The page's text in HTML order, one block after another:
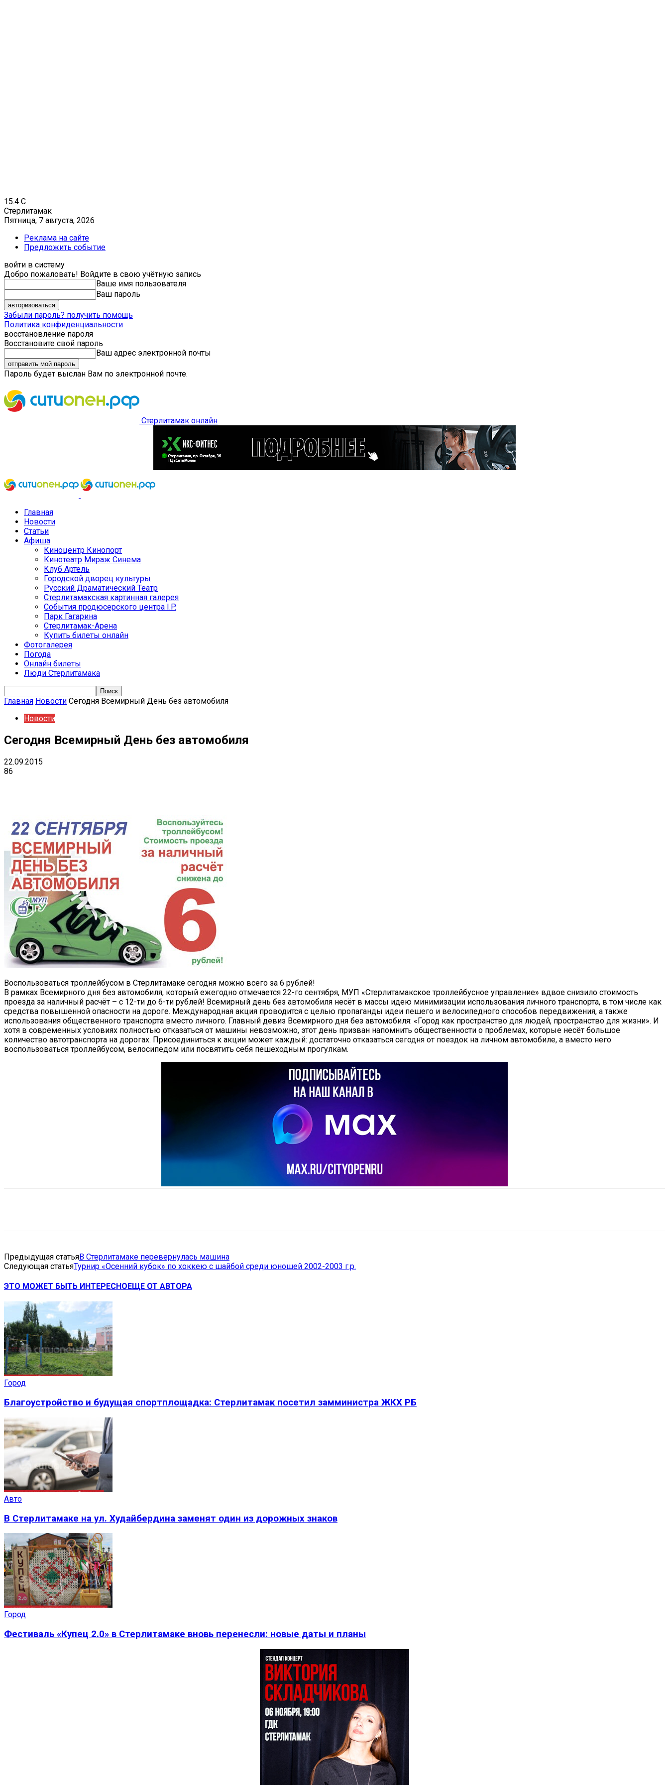
15.4 C
Стерлитамак
Пятница, 7 августа, 2026
Реклама на сайте
Предложить событие
войти в систему
Добро пожаловать! Войдите в свою учётную запись
Ваше имя пользователя
Ваш пароль
Забыли пароль? получить помощь
Политика конфиденциальности
восстановление пароля
Восстановите свой пароль
Ваш адрес электронной почты
Пароль будет выслан Вам по электронной почте.
Стерлитамак онлайн
Главная
Новости
Статьи
Афиша
Киноцентр Кинопорт
Кинотеатр Мираж Синема
Клуб Артель
Городской дворец культуры
Русский Драматический Театр
Стерлитамакская картинная галерея
События продюсерского центра I.P.
Парк Гагарина
Стерлитамак-Арена
Купить билеты онлайн
Фотогалерея
Погода
Онлайн билеты
Люди Стерлитамака
Главная Новости Сегодня Всемирный День без автомобиля
Новости
Сегодня Всемирный День без автомобиля
22.09.2015
86
Воспользоваться троллейбусом в Стерлитамаке сегодня можно всего за 6 рублей!
В рамках Всемирного дня без автомобиля, который ежегодно отмечается 22-го сентября, МУП «Стерлитамакское троллейбусное управление» вдвое снизило стоимость
проезда за наличный расчёт – с 12-ти до 6-ти рублей! Всемирный день без автомобиля несёт в массы идею минимизации использования личного транспорта, в том числе как
средства повышенной опасности на дороге. Международная акция проводится с целью пропаганды идеи пешего и велосипедного способов передвижения, а также
использования общественного транспорта вместо личного. Главный девиз Всемирного дня без автомобиля: «Город как пространство для людей, пространство для жизни». И
хотя в современных условиях полностью отказаться от машины невозможно, этот день призван напомнить общественности о проблемах, которые несёт большое
количество автотранспорта на дорогах. Присоединиться к акции может каждый: достаточно отказаться сегодня от поездок на личном автомобиле, а вместо него
воспользоваться троллейбусом, велосипедом или посвятить себя пешеходным прогулкам.
Предыдущая статьяВ Стерлитамаке перевернулась машина
Следующая статьяТурнир «Осенний кубок» по хоккею с шайбой среди юношей 2002-2003 г.р.
ЭТО МОЖЕТ БЫТЬ ИНТЕРЕСНОЕЩЕ ОТ АВТОРА
Город
Благоустройство и будущая спортплощадка: Стерлитамак посетил замминистра ЖКХ РБ
Авто
В Стерлитамаке на ул. Худайбердина заменят один из дорожных знаков
Город
Фестиваль «Купец 2.0» в Стерлитамаке вновь перенесли: новые даты и планы